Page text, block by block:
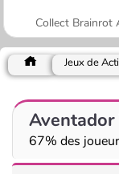
Collect Brainrot
Jeux de
67% des